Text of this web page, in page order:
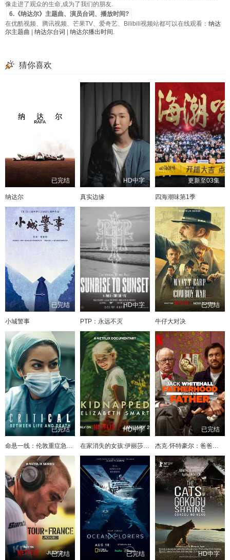
像走进了观众的生命,成为了我们的朋友.
6.《纳达尔》主题曲、演员台词、播放时间?
在优酷视频、腾讯视频、芒果TV、爱奇艺、Bilibili视频站都可以在线观看： 纳达
尔主题曲
纳达尔台词 纳达尔播出时间 .
猜你喜欢
已完结
纳达尔
HD中字
真实边缘
更新至03集
四海潮味第1季
已完结
小城警事
HD中字
PTP：永远不灭
已完结
牛仔大对决
已完结
命悬一线：伦敦重症急救实录
HD中字
在家消失的女孩:伊丽莎白·斯马特绑架案
已完结
杰克·怀特豪尔：爸爸教我做爸爸
已完结 已完结 HD中字